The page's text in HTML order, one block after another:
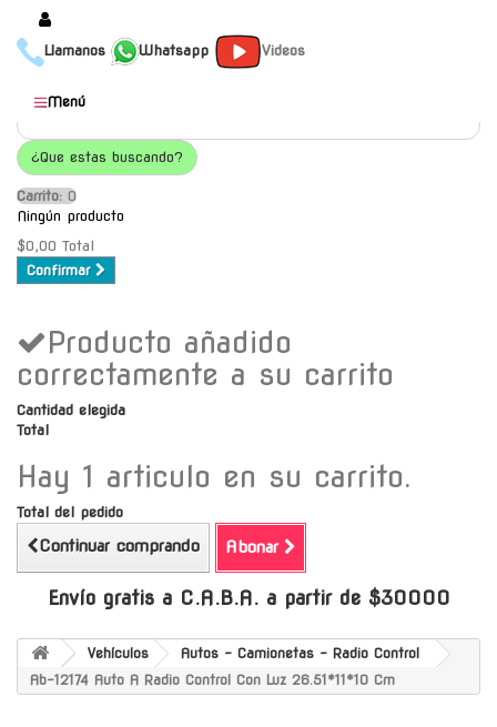
Llamanos Whatsapp Videos
Productos
Populares
Categorías
Marcas
Mayoristas
Contacto
Envío gratis a C.A.B.A. a
partir de $30000
Menú
¿Que estas buscando?
Carrito: O
Ningún producto
$0,00 Total
Confirmar
Producto añadido
correctamente a su carrito
Cantidad elegida
Total
Hay 1 articulo en su carrito.
Total del pedido
Continuar comprando Abonar
Envío gratis a C.A.B.A. a partir de $30000
Vehículos
Autos - Camionetas - Radio Control
Ab-12174 Auto A Radio Control Con Luz 26.51*11*10 Cm